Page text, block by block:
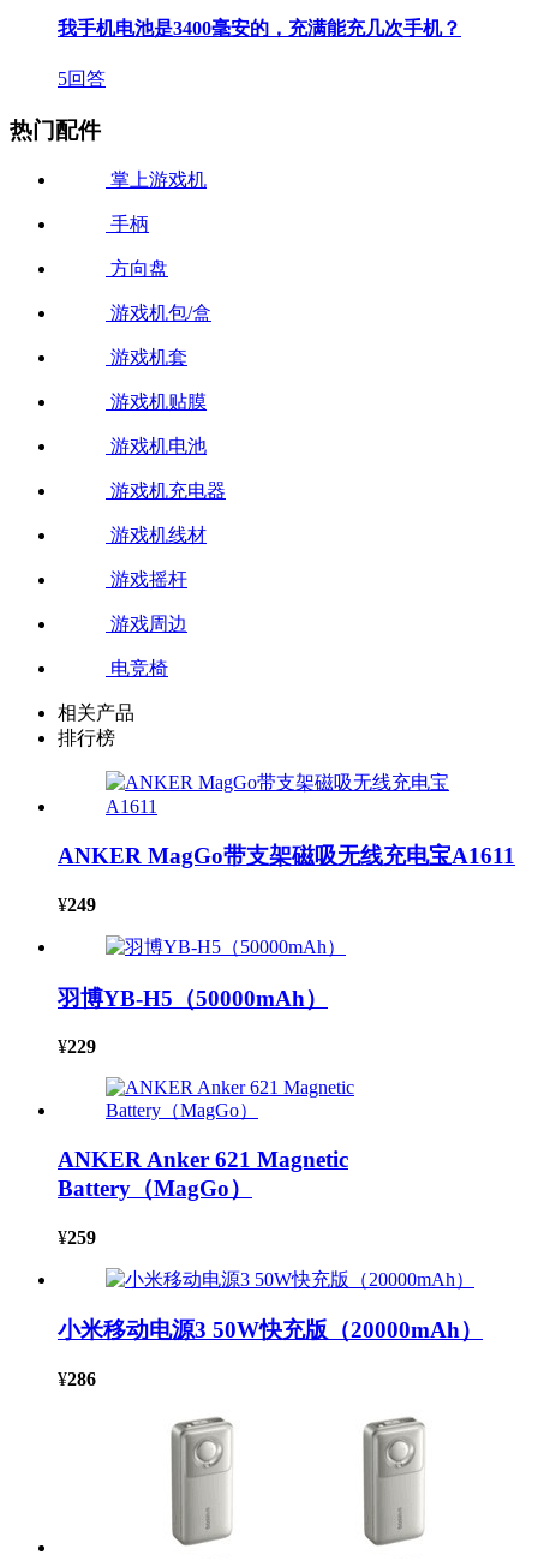
我手机电池是3400毫安的，充满能充几次手机？
5回答
热门配件
掌上游戏机
手柄
方向盘
游戏机包/盒
游戏机套
游戏机贴膜
游戏机电池
游戏机充电器
游戏机线材
游戏摇杆
游戏周边
电竞椅
相关产品
排行榜
ANKER MagGo带支架磁吸无线充电宝A1611
¥249
羽博YB-H5（50000mAh）
¥229
ANKER Anker 621 Magnetic
Battery（MagGo）
¥259
小米移动电源3 50W快充版（20000mAh）
¥286